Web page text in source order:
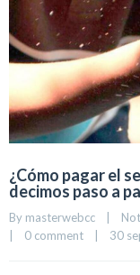
¿Cómo pagar el
decimos paso a
By masterwebcc |
|
0 comment | 30